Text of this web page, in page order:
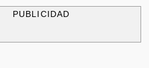
PUBLICIDAD